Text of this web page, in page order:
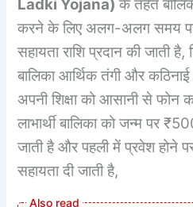
Ladki Yojana)के तहत
करने के लिए अलग-अलग समय
सहायता राशि प्रदान की जाती
बालिका आर्थिक तंगी और
अपनी शिक्षा को आसानी से
लाभार्थी बालिका को जन्म पर
जाती है और पहली में प्रवेश होने
सहायता दी जाती है,